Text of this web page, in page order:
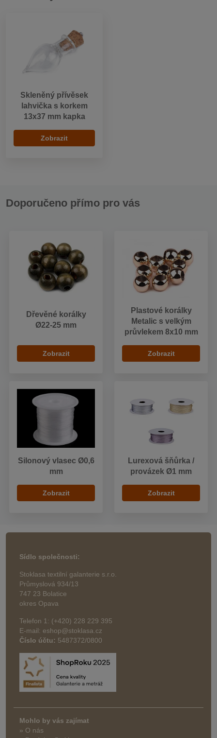
Skleněný přívěsek
lahvička s korkem
13x37 mm kapka
Zobrazit
Doporučeno přímo pro vás
Dřevěné korálky
Ø22-25 mm
Zobrazit
Plastové korálky
Metalic s velkým
průvlekem 8x10 mm
Zobrazit
Silonový vlasec Ø0,6
mm
Zobrazit
Lurexová šňůrka /
provázek Ø1 mm
Zobrazit
Sídlo společnosti:
Stoklasa textilní galanterie s.r.o.
Průmyslová 934/13
747 23 Bolatice
okres Opava
Telefon 1: (+420) 228 229 395
E-mail: eshop@stoklasa.cz
Číslo účtu: 5487372/0800
Mohlo by vás zajímat
» O nás